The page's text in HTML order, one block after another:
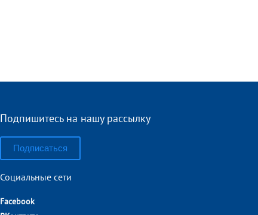
Подпишитесь на нашу рассылку
Подписаться
Социальные сети
Facebook